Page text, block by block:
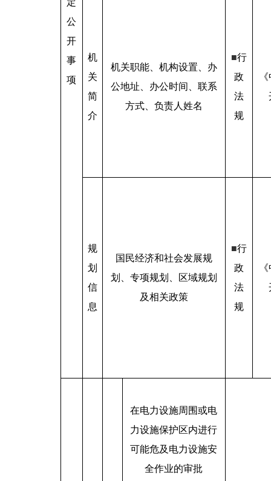
定
公
开
事
项
机
关
简
介
机关职能、机构设置、办
公地址、办公时间、联系
方式、负责人姓名
■行
政
法
规
《
规
划
信
息
国民经济和社会发展规
划、专项规划、区域规划
及相关政策
■行
政
法
规
在电力设施周围或电
力设施保护区内进行
可能危及电力设施安
全作业的审批